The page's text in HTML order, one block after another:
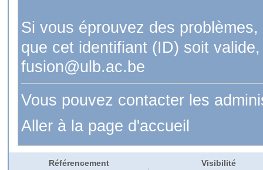
Si vous éprouvez des
que cet identifiant (ID) soit
fusion@ulb.ac.be
Vous pouvez contacter les
Aller à la page d'accueil
Référencement Visibilité